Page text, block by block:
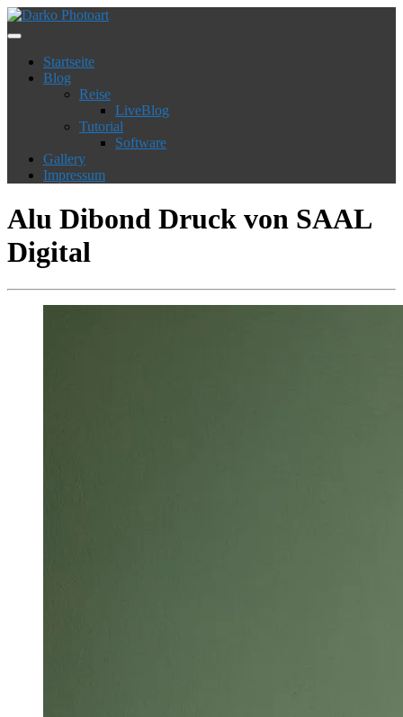
Startseite
Blog
Reise
LiveBlog
Tutorial
Software
Gallery
Impressum
Alu Dibond Druck von SAAL
Digital